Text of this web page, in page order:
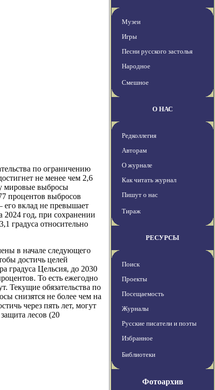
по ограничению
не менее чем 2,6
мировые выбросы
процентов выбросов
вклад не превышает
год, при сохранении
градуса относительно
в начале следующего
достичь целей
градуса Цельсия, до 2030
То есть ежегодно
Текущие обязательства по
снизятся не более чем на
через пять лет, могут
лесов (20
Музеи
Игры
Песни русского застолья
Народное
Смешное
О НАС
Редколлегия
Авторам
О журнале
Как читать журнал
Пишут о нас
Тираж
РЕСУРСЫ
Поиск
Проекты
Посещаемость
Журналы
Русские писатели и поэты
Избранное
Библиотеки
Фотоархив